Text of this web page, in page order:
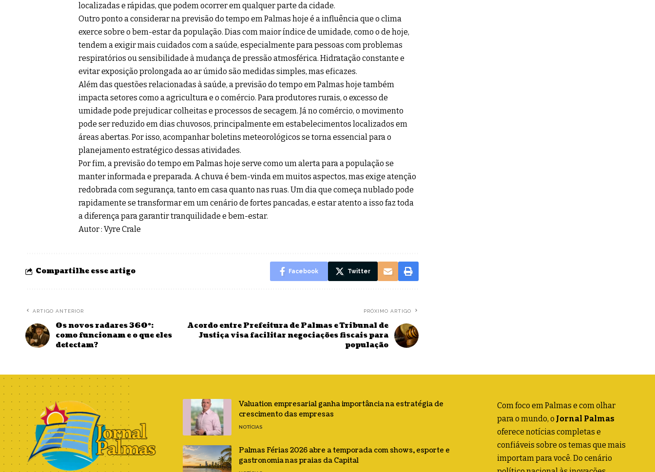
localizadas e rápidas, que podem ocorrer em qualquer parte da cidade.
Outro ponto a considerar na previsão do tempo em Palmas hoje é a influência que o clima
exerce sobre o bem-estar da população. Dias com maior índice de umidade, como o de hoje,
tendem a exigir mais cuidados com a saúde, especialmente para pessoas com problemas
respiratórios ou sensibilidade à mudança de pressão atmosférica. Hidratação constante e
evitar exposição prolongada ao ar úmido são medidas simples, mas eficazes.
Além das questões relacionadas à saúde, a previsão do tempo em Palmas hoje também
impacta setores como a agricultura e o comércio. Para produtores rurais, o excesso de
umidade pode prejudicar colheitas e processos de secagem. Já no comércio, o movimento
pode ser reduzido em dias chuvosos, principalmente em estabelecimentos localizados em
áreas abertas. Por isso, acompanhar boletins meteorológicos se torna essencial para o
planejamento estratégico dessas atividades.
Por fim, a previsão do tempo em Palmas hoje serve como um alerta para a população se
manter informada e preparada. A chuva é bem-vinda em muitos aspectos, mas exige atenção
redobrada com segurança, tanto em casa quanto nas ruas. Um dia que começa nublado pode
rapidamente se transformar em um cenário de fortes pancadas, e estar atento a isso faz toda
a diferença para garantir tranquilidade e bem-estar.
Autor : Vyre Crale
Compartilhe esse artigo Facebook Twitter
ARTIGO ANTERIOR
Os novos radares 360º:
como funcionam e o que eles
detectam?
PRÓXIMO ARTIGO
Acordo entre Prefeitura de Palmas e Tribunal de
Justiça visa facilitar negociações fiscais para
população
Valuation empresarial ganha importância na estratégia de
crescimento das empresas
NOTÍCIAS
Palmas Férias 2026 abre a temporada com shows, esporte e
gastronomia nas praias da Capital
Com foco em Palmas e com olhar
para o mundo, o Jornal Palmas
oferece notícias completas e
confiáveis sobre os temas que mais
importam para você. Do cenário